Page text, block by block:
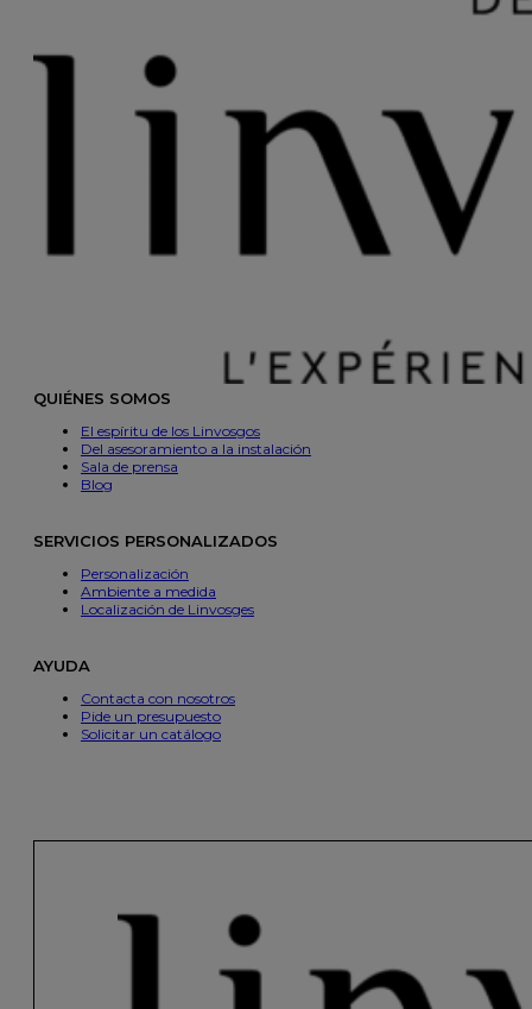
QUIÉNES SOMOS
El espíritu de los Linvosgos
Del asesoramiento a la instalación
Sala de prensa
Blog
SERVICIOS PERSONALIZADOS
Personalización
Ambiente a medida
Localización de Linvosges
AYUDA
Contacta con nosotros
Pide un presupuesto
Solicitar un catálogo